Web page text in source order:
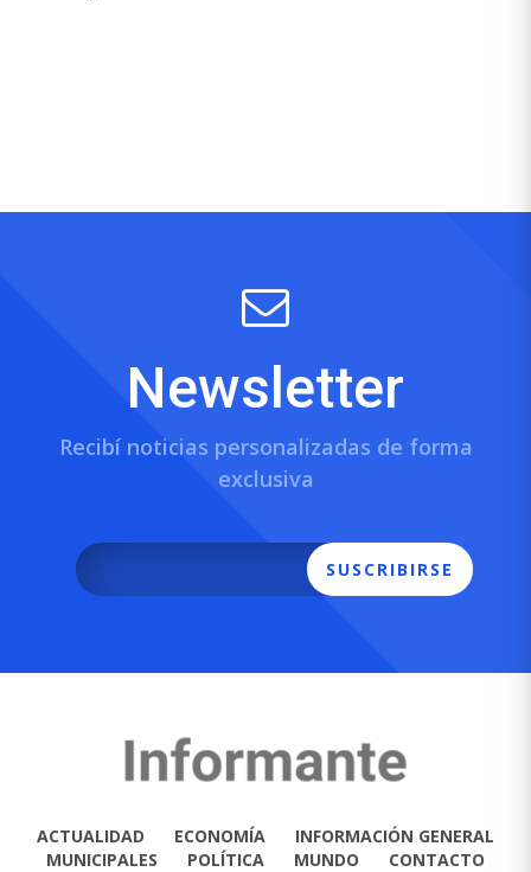
Newsletter
Recibí noticias personalizadas de forma
exclusiva
SUSCRIBIRSE
ACTUALIDAD ECONOMÍA
INFORMACIÓN GENERAL
MUNICIPALES
POLÍTICA MUNDO CONTACTO